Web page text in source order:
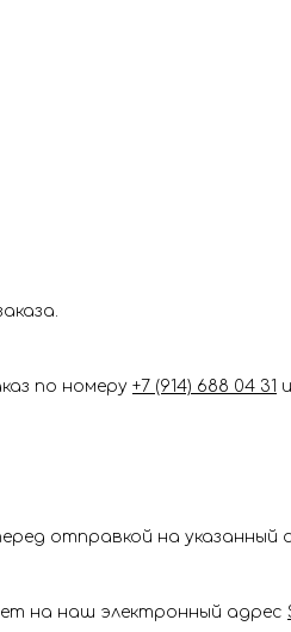
по номеру +7 (914) 688 04 31
отправкой на указанный
на наш электронный адрес